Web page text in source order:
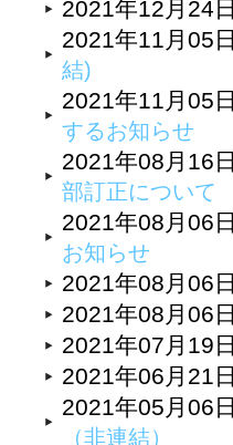
2021年12月24日
2021年11月05日
結)
2021年11月05日
するお知らせ
2021年08月16日
部訂正について
2021年08月06日
お知らせ
2021年08月06日
2021年08月06日
2021年07月19日
2021年06月21日
2021年05月06日
（非連結）